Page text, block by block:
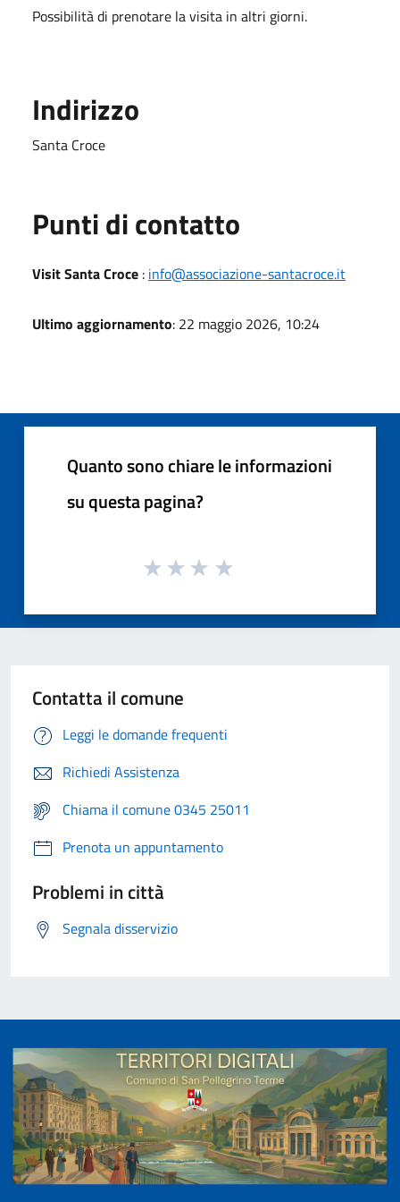
Possibilità di prenotare la visita in altri giorni.
Indirizzo
Santa Croce
Punti di contatto
Visit Santa Croce : info@associazione-santacroce.it
Ultimo aggiornamento: 22 maggio 2026, 10:24
Quanto sono chiare le informazioni
su questa pagina?
Contatta il comune
Leggi le domande frequenti
Richiedi Assistenza
Chiama il comune 0345 25011
Prenota un appuntamento
Problemi in città
Segnala disservizio